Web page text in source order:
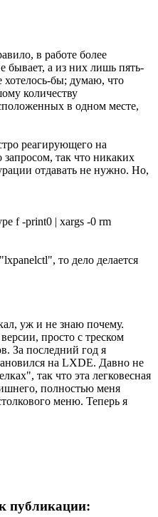
в работе более
бывает, а из них лишь пять-
хотелось-бы; думаю, что
количеству
в одном месте,
реагирующего на
так что никаких
отдавать не нужно. Но,
f -print0 | xargs -0 rm
то дело делается
уж и не знаю почему.
просто с треском
За последний год я
на LXDE. Давно не
так что эта легковесная
полностью меня
меню. Теперь я
публикации: